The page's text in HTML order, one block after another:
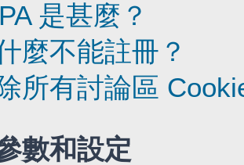
是甚麼？
麼不能註冊？
除所有討論區
數和設定